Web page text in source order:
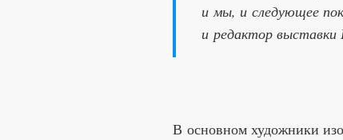
и мы, и следующее
и редактор
В основном художники